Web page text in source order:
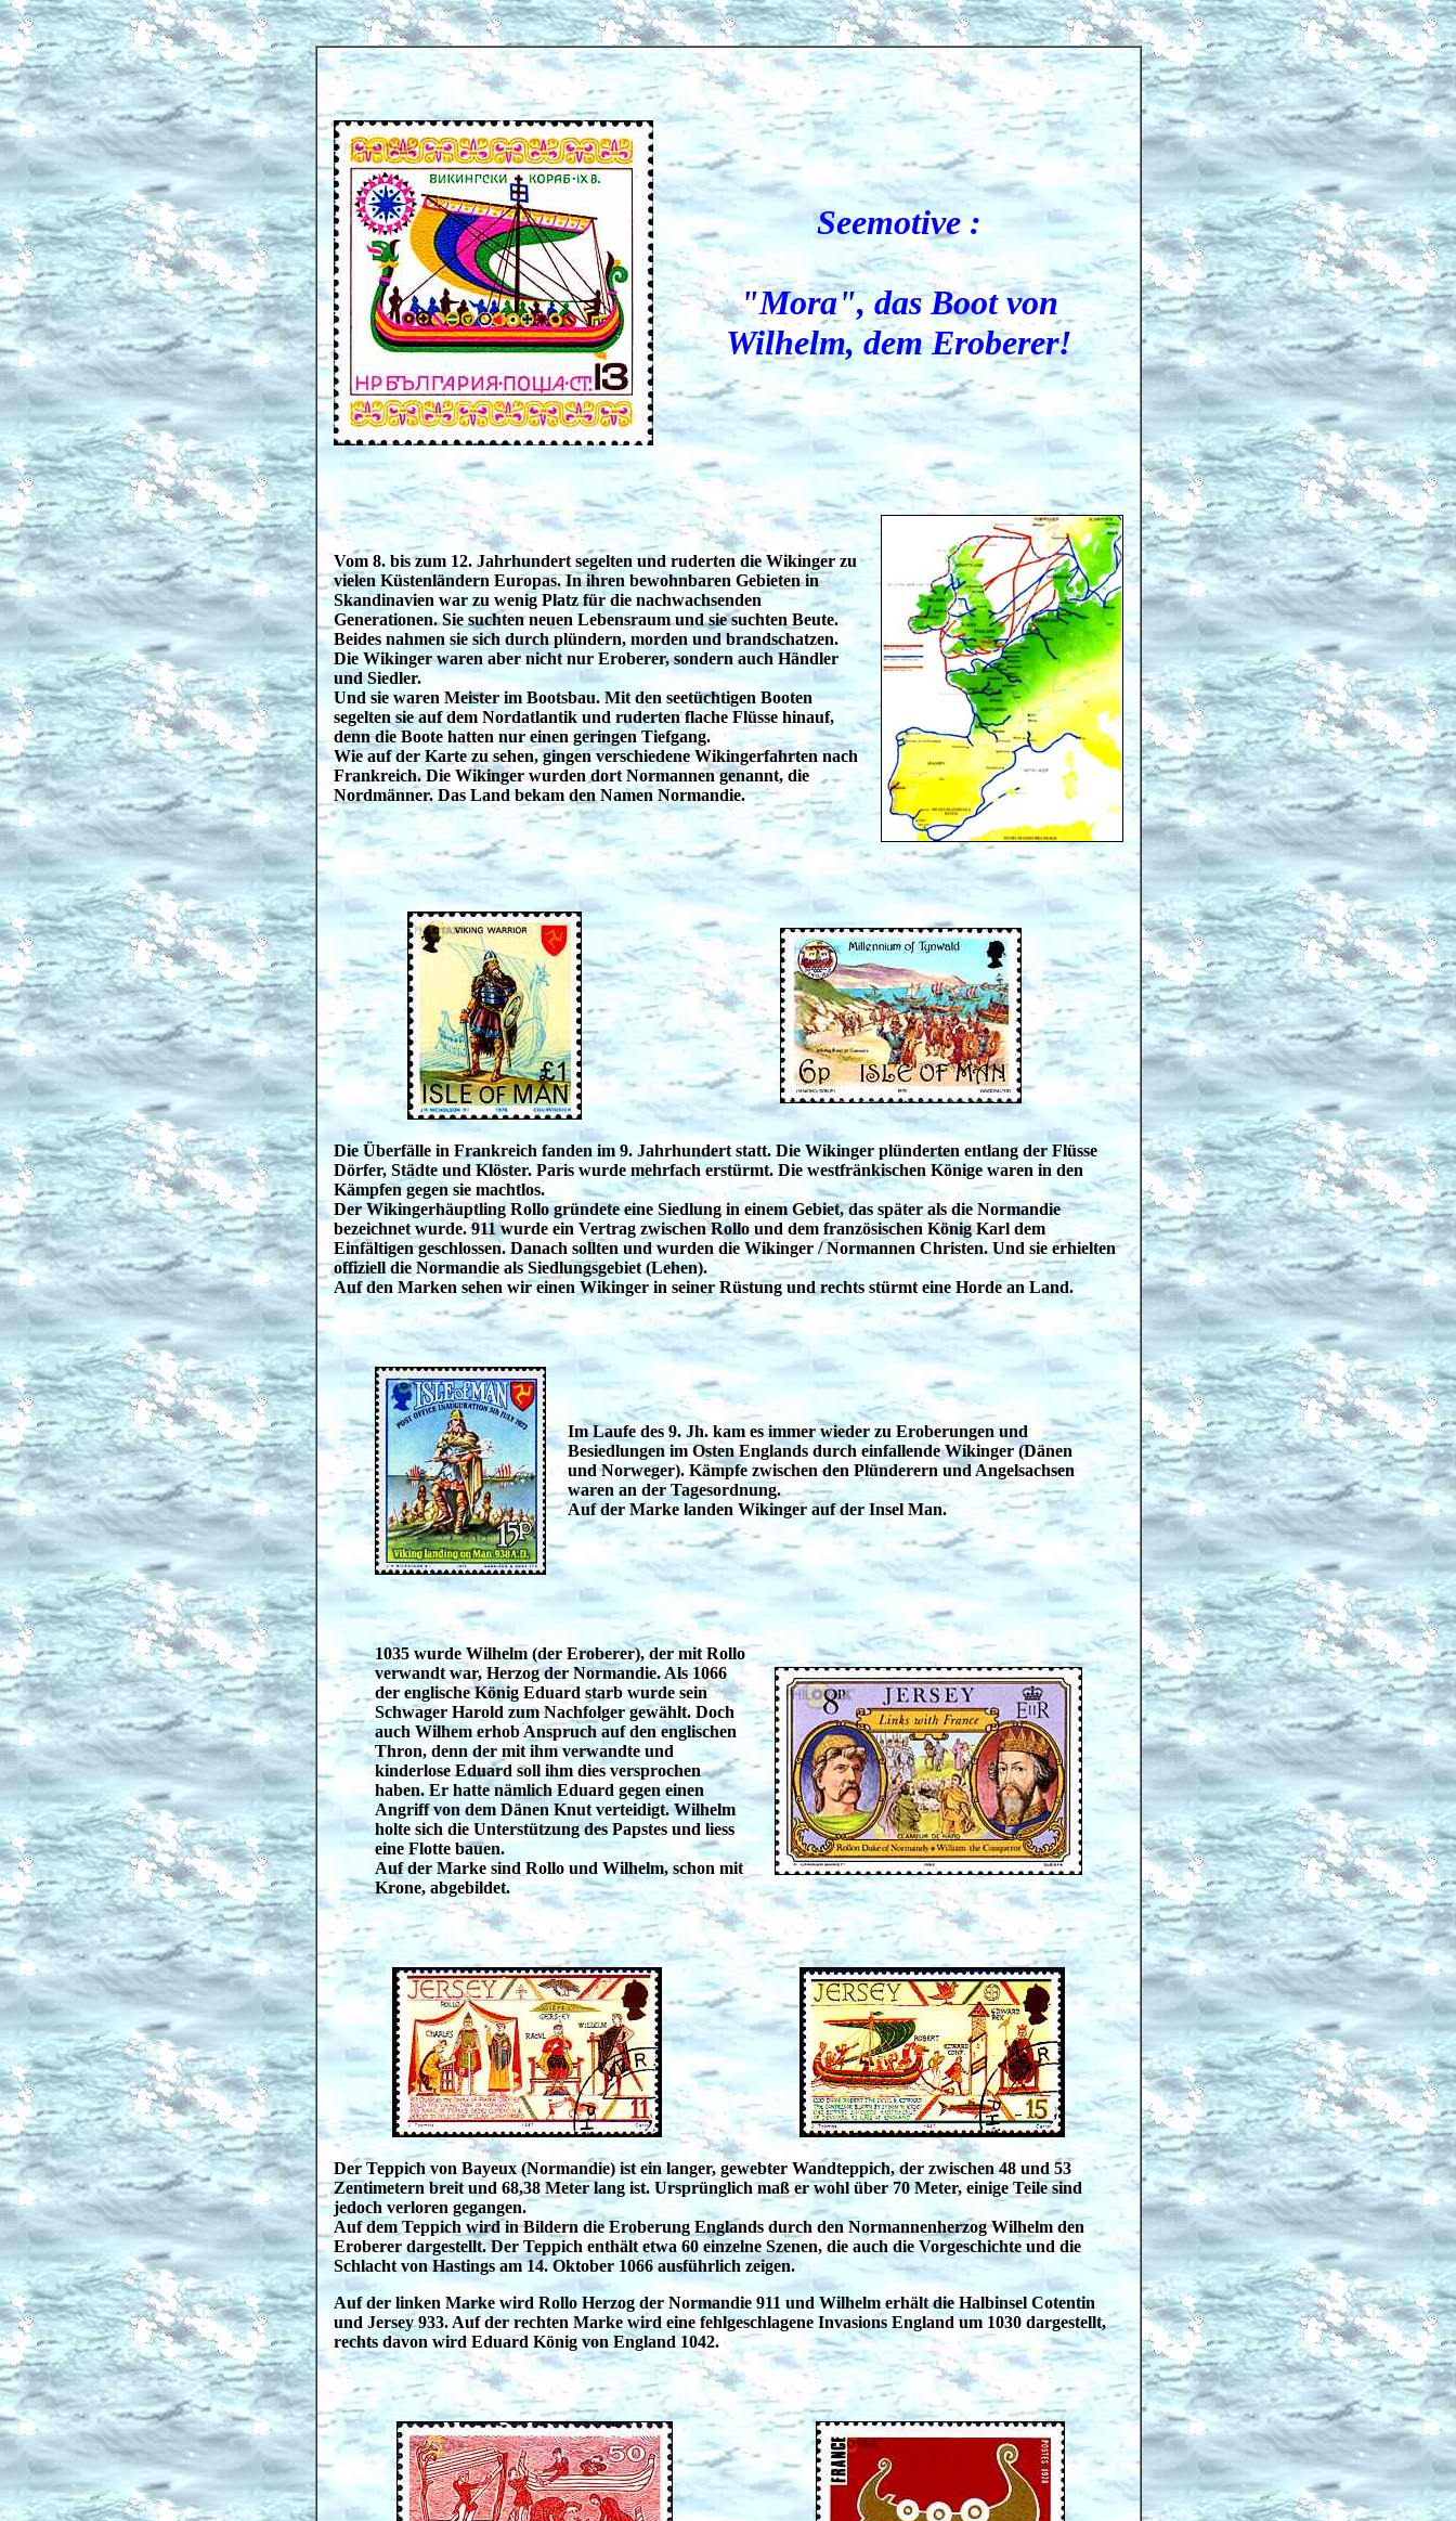
Seemotive :
"Mora", das Boot von
Wilhelm, dem Eroberer!
Vom 8. bis zum 12. Jahrhundert segelten und ruderten die Wikinger zu
vielen Küstenländern Europas. In ihren bewohnbaren Gebieten in
Skandinavien war zu wenig Platz für die nachwachsenden
Generationen. Sie suchten neuen Lebensraum und sie suchten Beute.
Beides nahmen sie sich durch plündern, morden und brandschatzen.
Die Wikinger waren aber nicht nur Eroberer, sondern auch Händler
und Siedler.
Und sie waren Meister im Bootsbau. Mit den seetüchtigen Booten
segelten sie auf dem Nordatlantik und ruderten flache Flüsse hinauf,
denn die Boote hatten nur einen geringen Tiefgang.
Wie auf der Karte zu sehen, gingen verschiedene Wikingerfahrten nach
Frankreich. Die Wikinger wurden dort Normannen genannt, die
Nordmänner. Das Land bekam den Namen Normandie.
Die Überfälle in Frankreich fanden im 9. Jahrhundert statt. Die Wikinger plünderten entlang der Flüsse
Dörfer, Städte und Klöster. Paris wurde mehrfach erstürmt. Die westfränkischen Könige waren in den
Kämpfen gegen sie machtlos.
Der Wikingerhäuptling Rollo gründete eine Siedlung in einem Gebiet, das später als die Normandie
bezeichnet wurde. 911 wurde ein Vertrag zwischen Rollo und dem französischen König Karl dem
Einfältigen geschlossen. Danach sollten und wurden die Wikinger / Normannen Christen. Und sie erhielten
offiziell die Normandie als Siedlungsgebiet (Lehen).
Auf den Marken sehen wir einen Wikinger in seiner Rüstung und rechts stürmt eine Horde an Land.
Im Laufe des 9. Jh. kam es immer wieder zu Eroberungen und
Besiedlungen im Osten Englands durch einfallende Wikinger (Dänen
und Norweger). Kämpfe zwischen den Plünderern und Angelsachsen
waren an der Tagesordnung.
Auf der Marke landen Wikinger auf der Insel Man.
1035 wurde Wilhelm (der Eroberer), der mit Rollo
verwandt war, Herzog der Normandie. Als 1066
der englische König Eduard starb wurde sein
Schwager Harold zum Nachfolger gewählt. Doch
auch Wilhem erhob Anspruch auf den englischen
Thron, denn der mit ihm verwandte und
kinderlose Eduard soll ihm dies versprochen
haben. Er hatte nämlich Eduard gegen einen
Angriff von dem Dänen Knut verteidigt. Wilhelm
holte sich die Unterstützung des Papstes und liess
eine Flotte bauen.
Auf der Marke sind Rollo und Wilhelm, schon mit
Krone, abgebildet.
Der Teppich von Bayeux (Normandie) ist ein langer, gewebter Wandteppich, der zwischen 48 und 53
Zentimetern breit und 68,38 Meter lang ist. Ursprünglich maß er wohl über 70 Meter, einige Teile sind
jedoch verloren gegangen.
Auf dem Teppich wird in Bildern die Eroberung Englands durch den Normannenherzog Wilhelm den
Eroberer dargestellt. Der Teppich enthält etwa 60 einzelne Szenen, die auch die Vorgeschichte und die
Schlacht von Hastings am 14. Oktober 1066 ausführlich zeigen.
Auf der linken Marke wird Rollo Herzog der Normandie 911 und Wilhelm erhält die Halbinsel Cotentin
und Jersey 933. Auf der rechten Marke wird eine fehlgeschlagene Invasions England um 1030 dargestellt,
rechts davon wird Eduard König von England 1042.